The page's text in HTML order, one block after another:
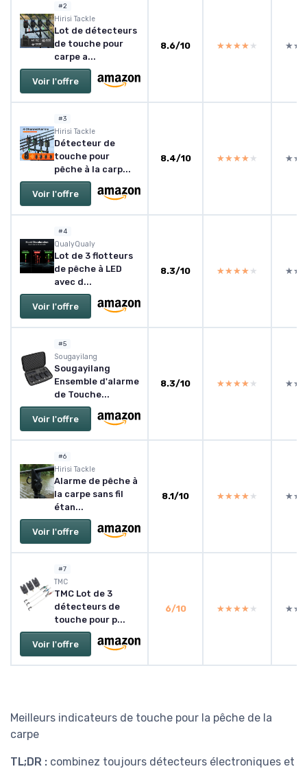
#2
‎Hirisi Tackle
Lot de détecteurs
de touche pour
carpe a...
Voir l'offre
8.6/10 ★★★★★
★★★★★
#3
‎Hirisi Tackle
Détecteur de
touche pour
pêche à la carp...
Voir l'offre
8.4/10 ★★★★★
★★★★★
#4
‎QualyQualy
Lot de 3 flotteurs
de pêche à LED
avec d...
Voir l'offre
8.3/10 ★★★★★
★★★★★
#5
Sougayilang
Sougayilang
Ensemble d'alarme
de Touche...
Voir l'offre
8.3/10 ★★★★★
★★★★★
#6
Hirisi Tackle
Alarme de pêche à
la carpe sans fil
étan...
Voir l'offre
8.1/10 ★★★★★
★★★★★
#7
‎TMC
TMC Lot de 3
détecteurs de
touche pour p...
Voir l'offre
6/10 ★★★★★
★★★★★
Meilleurs indicateurs de touche pour la pêche de la
carpe
TL;DR : combinez toujours détecteurs électroniques et